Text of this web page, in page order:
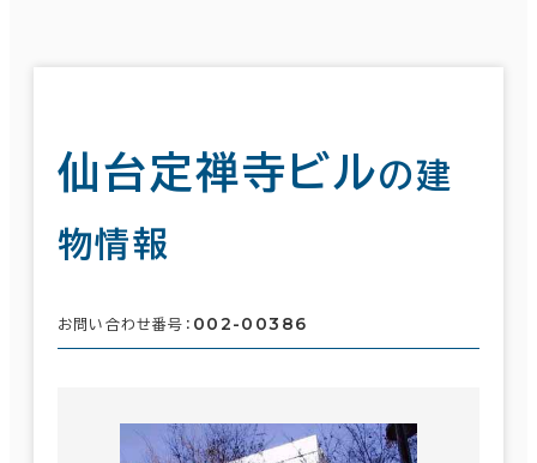
仙台定禅寺ビルの建
物情報
お問い合わせ番号： 002-00386